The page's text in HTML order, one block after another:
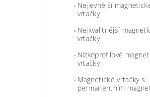
Nejlevnější
vrtačky
Nejkvalitnější
vrtačky
Nízkoprofilové
vrtačky
Magnetické vrtačky s
permanentním